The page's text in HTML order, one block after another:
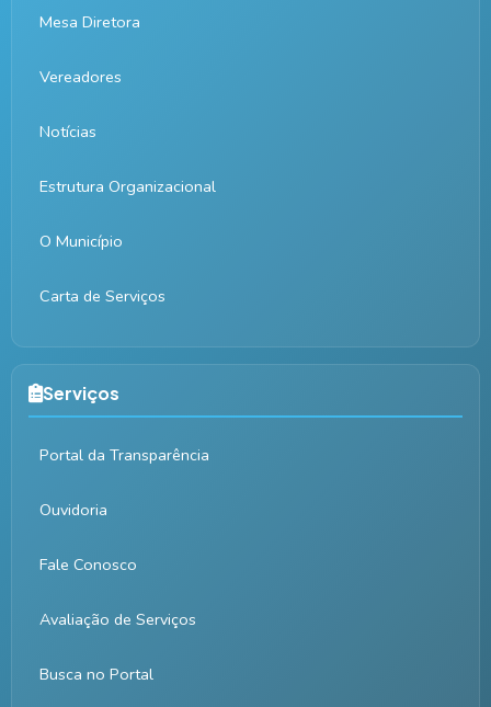
Mesa Diretora
Vereadores
Notícias
Estrutura Organizacional
O Município
Carta de Serviços
Serviços
Portal da Transparência
Ouvidoria
Fale Conosco
Avaliação de Serviços
Busca no Portal